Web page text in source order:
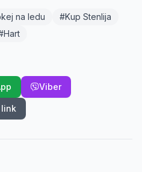
na ledu
#Kup Stenlija
Viber
link